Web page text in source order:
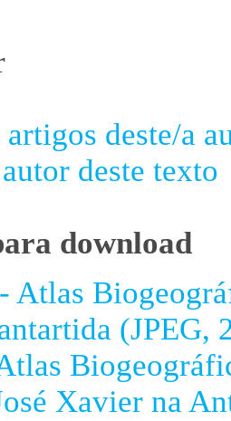
deste/a
deste texto
download
Atlas
(JPEG,
Xavier na